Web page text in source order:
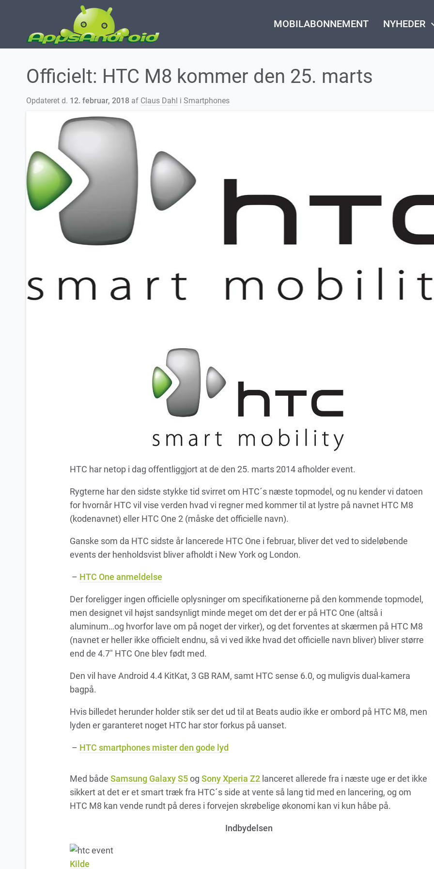
MOBILABONNEMENT NYHEDER
Officielt: HTC M8 kommer den 25. marts
Opdateret d. 12. februar, 2018af Claus Dahl i Smartphones
HTC har netop i dag offentliggjort at de den 25. marts 2014 afholder event.
Rygterne har den sidste stykke tid svirret om HTC´s næste topmodel, og nu kender vi datoen
for hvornår HTC vil vise verden hvad vi regner med kommer til at lystre på navnet HTC M8
(kodenavnet) eller HTC One 2 (måske det officielle navn).
Ganske som da HTC sidste år lancerede HTC One i februar, bliver det ved to sideløbende
events der henholdsvist bliver afholdt i New York og London.
– HTC One anmeldelse
Der foreligger ingen officielle oplysninger om specifikationerne på den kommende topmodel,
men designet vil højst sandsynligt minde meget om det der er på HTC One (altså i
aluminum…og hvorfor lave om på noget der virker), og det forventes at skærmen på HTC M8
(navnet er heller ikke officielt endnu, så vi ved ikke hvad det officielle navn bliver) bliver større
end de 4.7″ HTC One blev født med.
Den vil have Android 4.4 KitKat, 3 GB RAM, samt HTC sense 6.0, og muligvis dual-kamera
bagpå.
Hvis billedet herunder holder stik ser det ud til at Beats audio ikke er ombord på HTC M8, men
lyden er garanteret noget HTC har stor forkus på uanset.
– HTC smartphones mister den gode lyd
Med både Samsung Galaxy S5og Sony Xperia Z2lanceret allerede fra i næste uge er det ikke
sikkert at det er et smart træk fra HTC´s side at vente så lang tid med en lancering, og om
HTC M8 kan vende rundt på deres i forvejen skrøbelige økonomi kan vi kun håbe på.
Indbydelsen
Kilde